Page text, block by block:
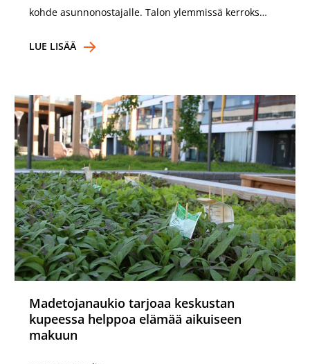
kohde asunnonostajalle. Talon ylemmissä kerroks…
LUE LISÄÄ
Madetojanaukio tarjoaa keskustan
kupeessa helppoa elämää aikuiseen
makuun